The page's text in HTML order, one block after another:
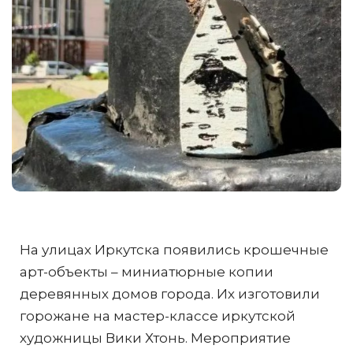
На улицах Иркутска появились крошечные
арт-объекты – миниатюрные копии
деревянных домов города. Их изготовили
горожане на мастер-классе иркутской
художницы Вики Хтонь. Мероприятие